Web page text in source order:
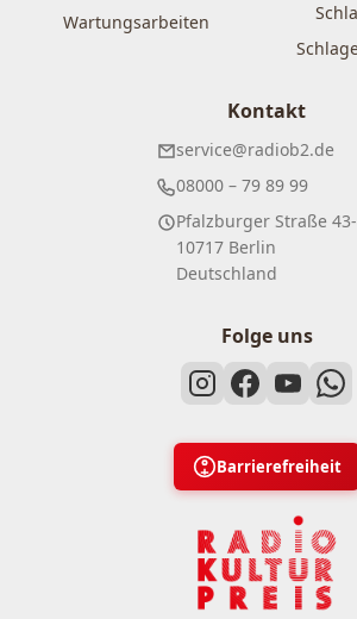
Wartungsarbeiten
Kontakt
service@radiob2.de
08000 – 79 89 99
Pfalzburger Straße
10717 Berlin
Deutschland
Folge uns
Barrierefreiheit